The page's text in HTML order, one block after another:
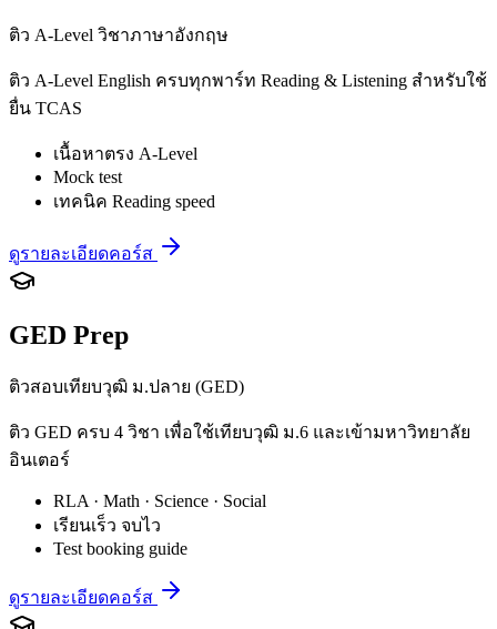
ติว A-Level วิชาภาษาอังกฤษ
ติว A-Level English ครบทุกพาร์ท Reading & Listening สำหรับใช้
ยื่น TCAS
เนื้อหาตรง A-Level
Mock test
เทคนิค Reading speed
ดูรายละเอียดคอร์ส
GED Prep
ติวสอบเทียบวุฒิ ม.ปลาย (GED)
ติว GED ครบ 4 วิชา เพื่อใช้เทียบวุฒิ ม.6 และเข้ามหาวิทยาลัย
อินเตอร์
RLA · Math · Science · Social
เรียนเร็ว จบไว
Test booking guide
ดูรายละเอียดคอร์ส